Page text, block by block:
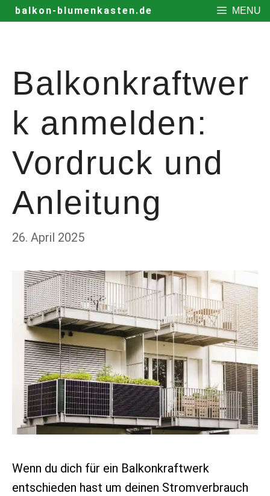
Zumbalkon-blumenkasten.de MENU
Balkonkraftwer
k anmelden:
Vordruck und
Anleitung
26. April 2025
Wenn du dich für ein Balkonkraftwerk
entschieden hast um deinen Stromverbrauch